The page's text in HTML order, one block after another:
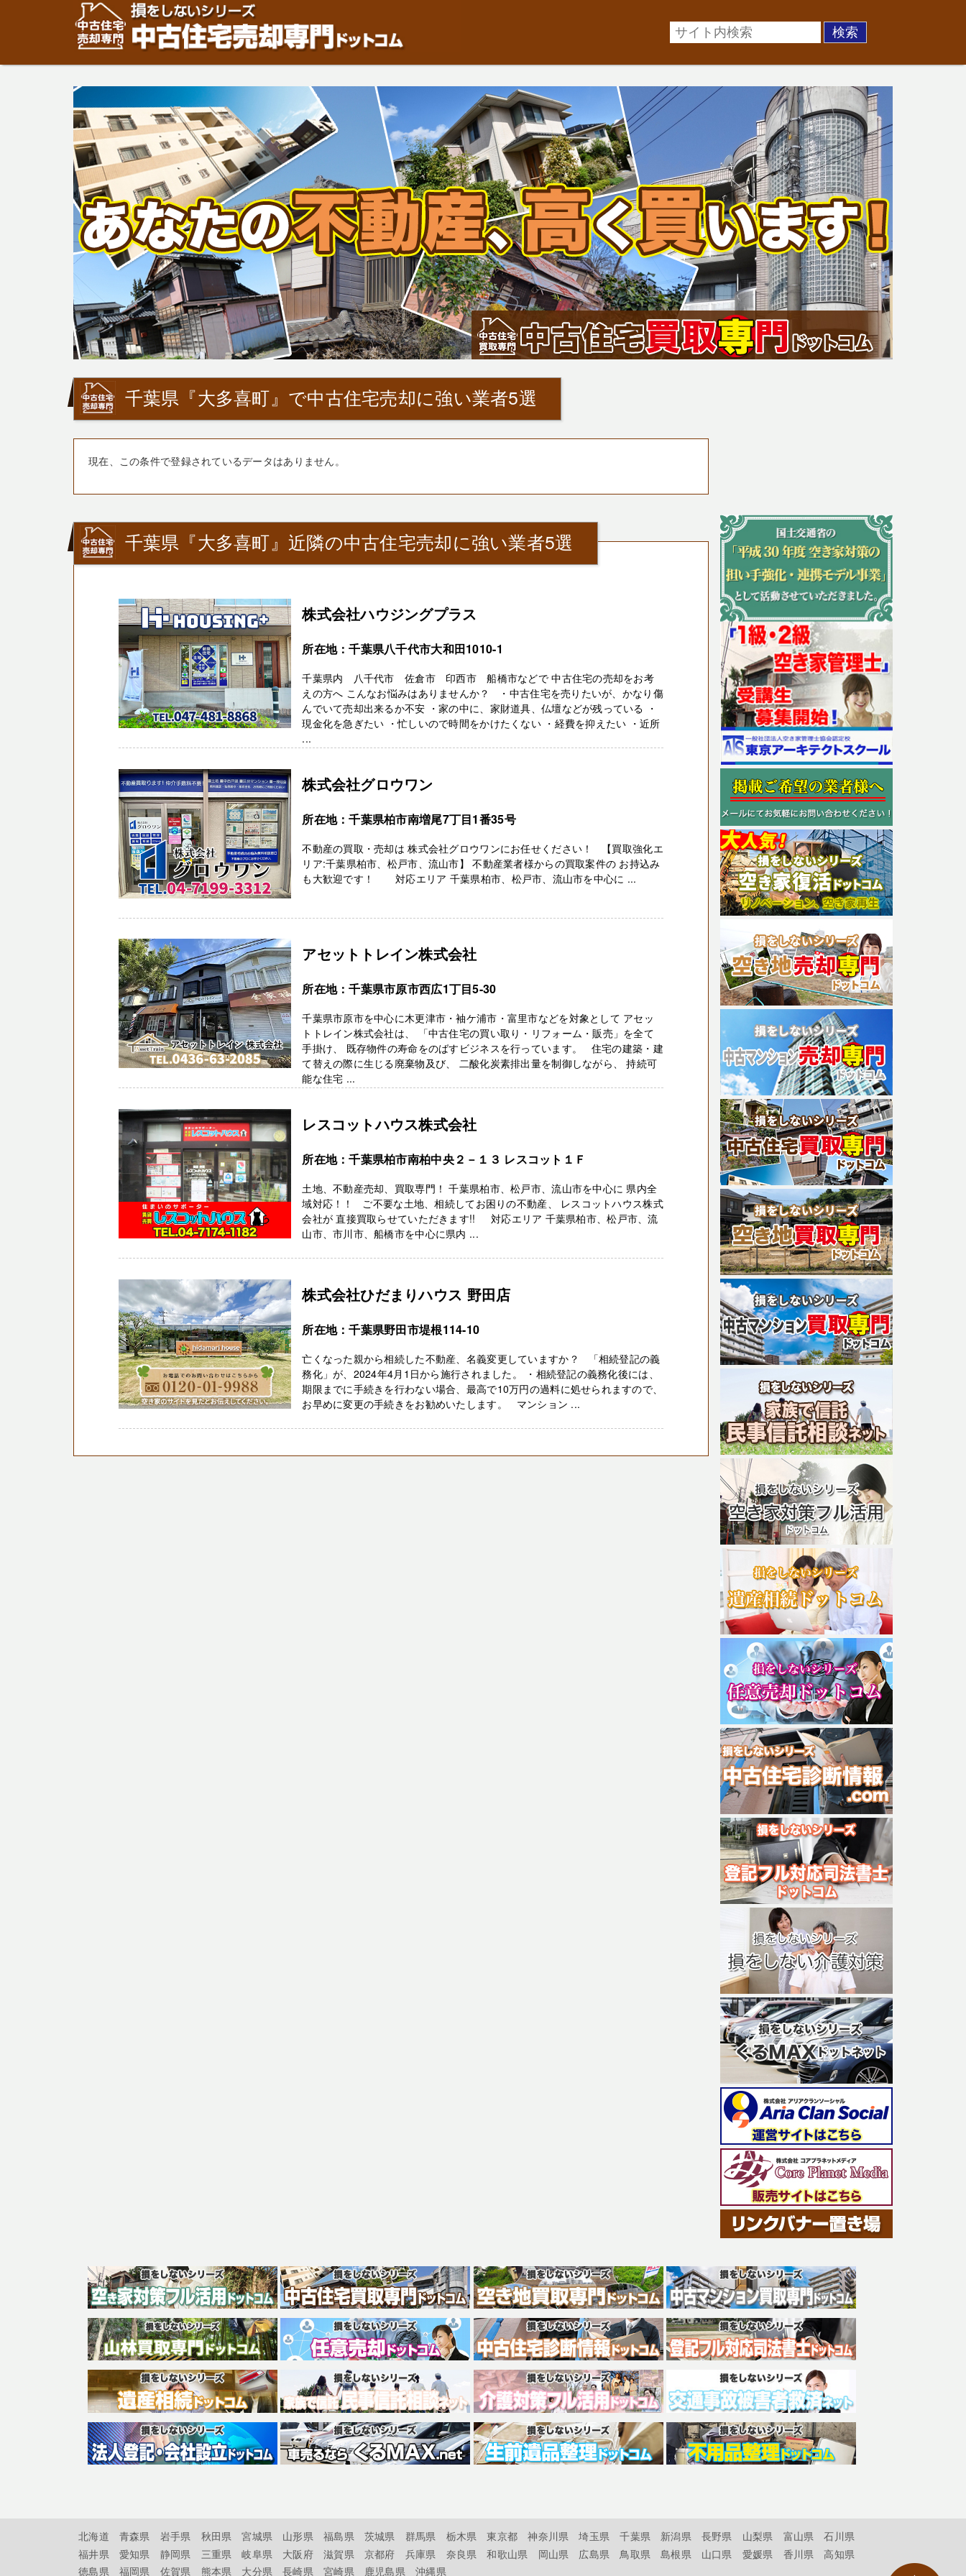
住宅・建物の「売却」は「個人」の方々が、「買取」は不動産や開発等の「業者」が物件を買います。一般的に「売却」は時間はかかるが相場に準じた売却金額、「買取」は短期ではあるが相場より
安めの売却金額と言われています。住宅・建物の売却をご検討中の方はお気軽にご相談ください。中古住宅、相続不動産など、不動産売却のお悩みを全国の専門家が解決致します！
千葉県『大多喜町』で中古住宅売却に強い業者5選
現在、この条件で登録されているデータはありません。
千葉県『大多喜町』近隣の中古住宅売却に強い業者5選
株式会社ハウジングプラス
所在地：千葉県八千代市大和田1010-1
千葉県内 八千代市 佐倉市 印西市 船橋市などで 中古住宅の売却をお考
えの方へ こんなお悩みはありませんか？ ・中古住宅を売りたいが、かなり傷
んでいて売却出来るか不安 ・家の中に、家財道具、仏壇などが残っている ・
現金化を急ぎたい ・忙しいので時間をかけたくない ・経費を抑えたい ・近所
...
株式会社グロウワン
所在地：千葉県柏市南増尾7丁目1番35号
不動産の買取・売却は 株式会社グロウワンにお任せください！ 【買取強化エ
リア:千葉県柏市、松戸市、流山市】 不動産業者様からの買取案件の お持込み
も大歓迎です！ 対応エリア 千葉県柏市、松戸市、流山市を中心に ...
アセットトレイン株式会社
所在地：千葉県市原市西広1丁目5-30
千葉県市原市を中心に木更津市・袖ケ浦市・富里市などを対象として アセッ
トトレイン株式会社は、 「中古住宅の買い取り・リフォーム・販売」を全て
手掛け、 既存物件の寿命をのばすビジネスを行っています。 住宅の建築・建
て替えの際に生じる廃棄物及び、 二酸化炭素排出量を制御しながら、 持続可
能な住宅 ...
レスコットハウス株式会社
所在地：千葉県柏市南柏中央２－１３ レスコット１Ｆ
土地、不動産売却、買取専門！ 千葉県柏市、松戸市、流山市を中心に 県内全
域対応！！ ご不要な土地、相続してお困りの不動産、 レスコットハウス株式
会社が 直接買取らせていただきます!! 対応エリア 千葉県柏市、松戸市、流
山市、市川市、船橋市を中心に県内 ...
株式会社ひだまりハウス 野田店
所在地：千葉県野田市堤根114-10
亡くなった親から相続した不動産、名義変更していますか？ 「相続登記の義
務化」が、2024年4月1日から施行されました。 ・相続登記の義務化後には、
期限までに手続きを行わない場合、最高で10万円の過料に処せられますので、
お早めに変更の手続きをお勧めいたします。 マンション ...
北海道 青森県 岩手県 秋田県 宮城県 山形県 福島県 茨城県 群馬県 栃木県 東京都 神奈川県 埼玉県 千葉県 新潟県 長野県 山梨県 富山県
石川県
福井県
愛知県 静岡県 三重県 岐阜県 大阪府 滋賀県 京都府 兵庫県 奈良県 和歌山県 岡山県 広島県 鳥取県 島根県 山口県 愛媛県 香川県
高知県
徳島県
福岡県 佐賀県 熊本県 大分県 長崎県 宮崎県 鹿児島県 沖縄県